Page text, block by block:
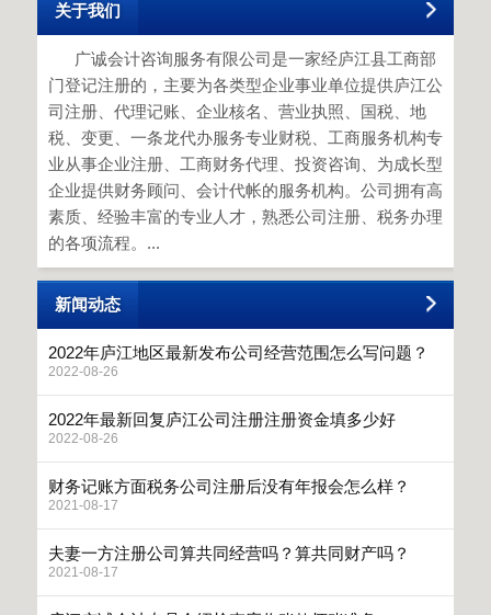
关于我们
广诚会计咨询服务有限公司是一家经庐江县工商部
门登记注册的，主要为各类型企业事业单位提供庐江公
司注册、代理记账、企业核名、营业执照、国税、地
税、变更、一条龙代办服务专业财税、工商服务机构专
业从事企业注册、工商财务代理、投资咨询、为成长型
企业提供财务顾问、会计代帐的服务机构。公司拥有高
素质、经验丰富的专业人才，熟悉公司注册、税务办理
的各项流程。...
新闻动态
2022年庐江地区最新发布公司经营范围怎么写问题？
2022-08-26
2022年最新回复庐江公司注册注册资金填多少好
2022-08-26
财务记账方面税务公司注册后没有年报会怎么样？
2021-08-17
夫妻一方注册公司算共同经营吗？算共同财产吗？
2021-08-17